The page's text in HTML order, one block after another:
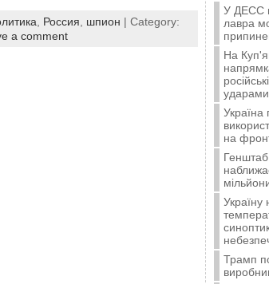
Россия шпион | Category:
a comment
У ДЕСС
лавра
На
Україна
на
Україну
Трамп